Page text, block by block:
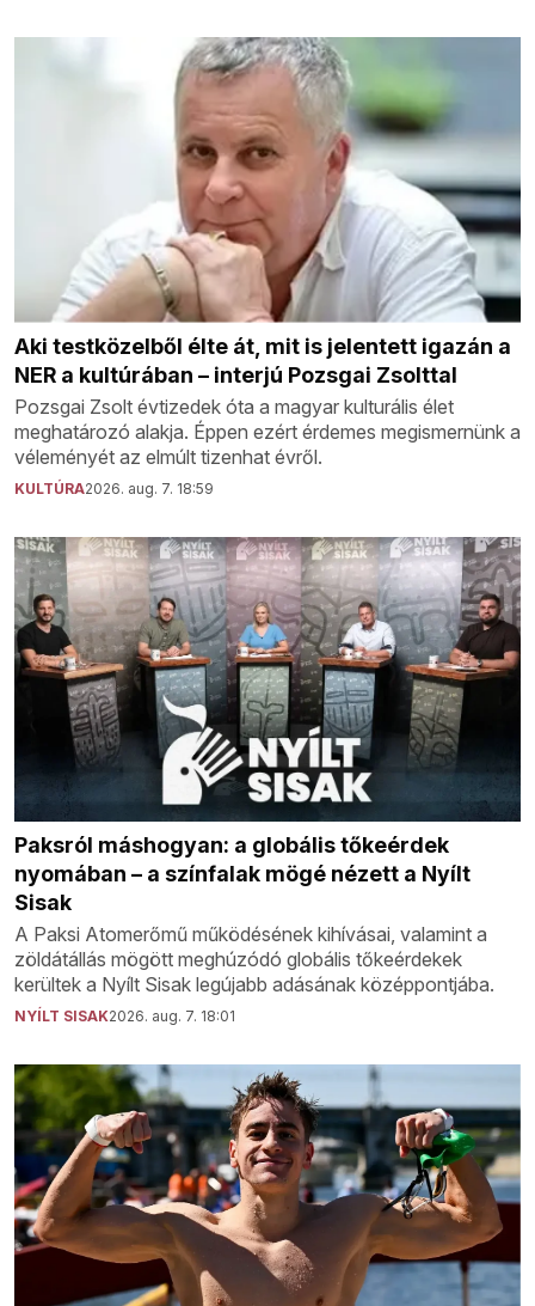
Aki testközelből élte át, mit is jelentett igazán a
NER a kultúrában – interjú Pozsgai Zsolttal
Pozsgai Zsolt évtizedek óta a magyar kulturális élet
meghatározó alakja. Éppen ezért érdemes megismernünk a
véleményét az elmúlt tizenhat évről.
KULTÚRA2026. aug. 7. 18:59
Paksról máshogyan: a globális tőkeérdek
nyomában – a színfalak mögé nézett a Nyílt
Sisak
A Paksi Atomerőmű működésének kihívásai, valamint a
zöldátállás mögött meghúzódó globális tőkeérdekek
kerültek a Nyílt Sisak legújabb adásának középpontjába.
NYÍLT SISAK2026. aug. 7. 18:01